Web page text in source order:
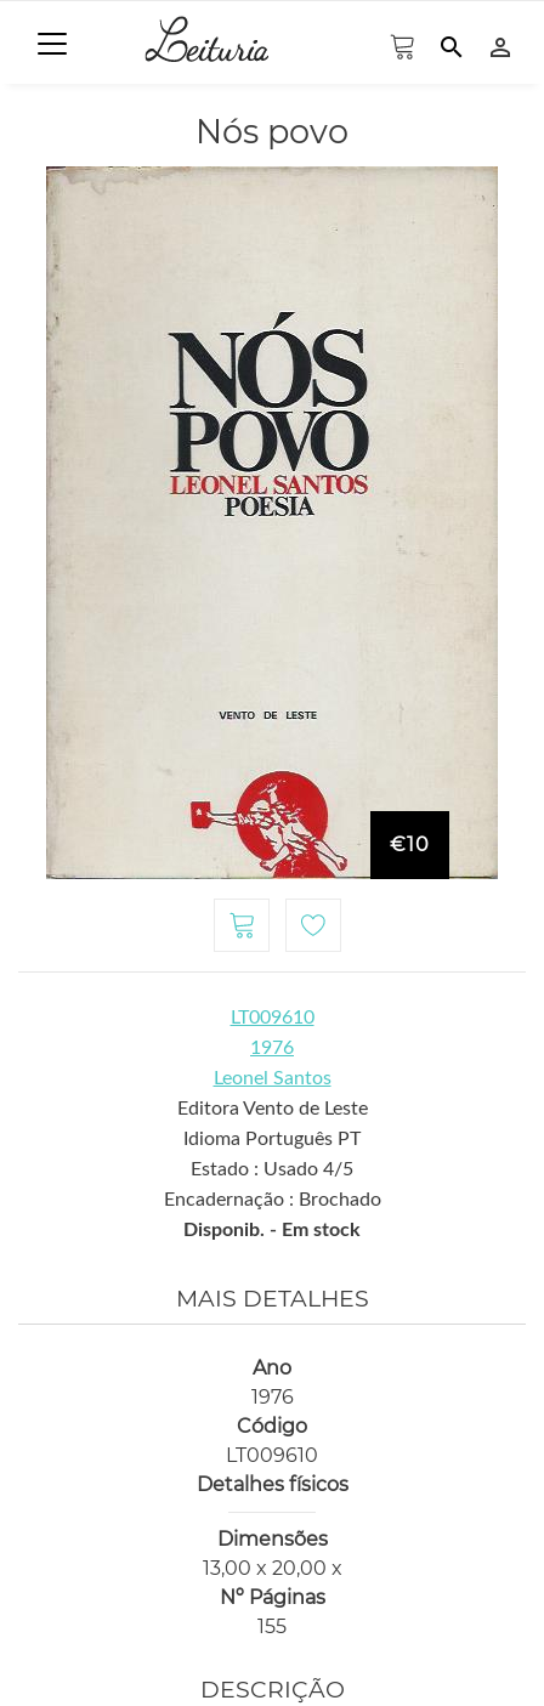
search person_outline
Nós povo
€10
LT009610
1976
Leonel Santos
Editora Vento de Leste
Idioma Português PT
Estado : Usado 4/5
Encadernação : Brochado
Disponib. - Em stock
MAIS DETALHES
Ano
1976
Código
LT009610
Detalhes físicos
Dimensões
13,00 x 20,00 x
Nº Páginas
155
DESCRIÇÃO